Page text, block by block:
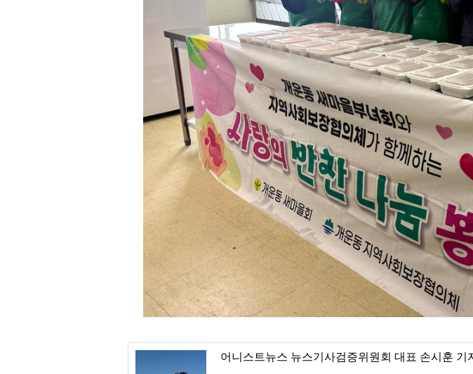
어니스트뉴스 뉴스기사검증위원회 대표 손시훈 기